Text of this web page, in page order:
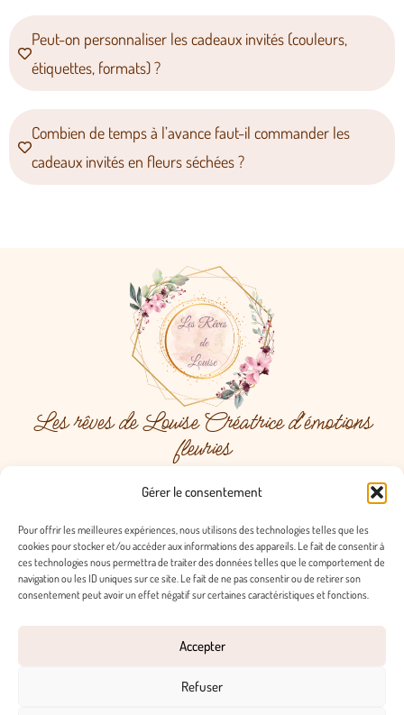
Gérer le consentement
Pour offrir les meilleures expériences, nous utilisons des technologies telles que les
cookies pour stocker et/ou accéder aux informations des appareils. Le fait de consentir à
ces technologies nous permettra de traiter des données telles que le comportement de
navigation ou les ID uniques sur ce site. Le fait de ne pas consentir ou de retirer son
consentement peut avoir un effet négatif sur certaines caractéristiques et fonctions.
Accepter
Refuser
Peut-on personnaliser les cadeaux invités (couleurs,
étiquettes, formats) ?
Combien de temps à l’avance faut-il commander les
cadeaux invités en fleurs séchées ?
Les rêves de Louise Créatrice d'émotions
fleuries
Menu
Contact
contact@lesrevesdelouise.fr
@lesrevesdelouise
les rêves de louise
Conditions Générales de VentePolitique de confidentialité